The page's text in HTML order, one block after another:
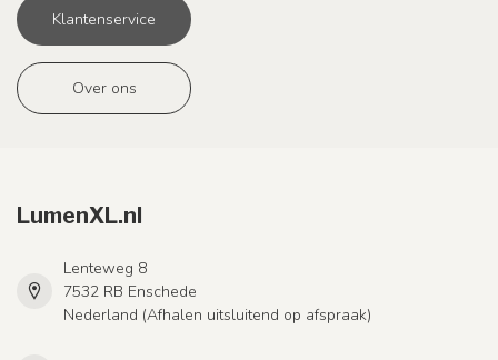
Klantenservice
Over ons
LumenXL.nl
Lenteweg 8
7532 RB Enschede
Nederland (Afhalen uitsluitend op afspraak)